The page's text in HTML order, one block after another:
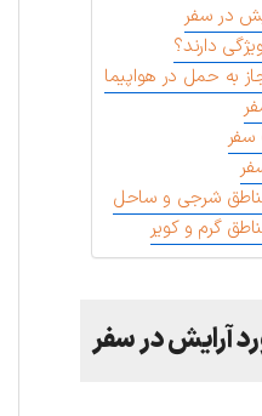
در سفر
دارند؟
به حمل در هواپیما
شرجی و ساحل
گرم و کویر
آرایش در سفر